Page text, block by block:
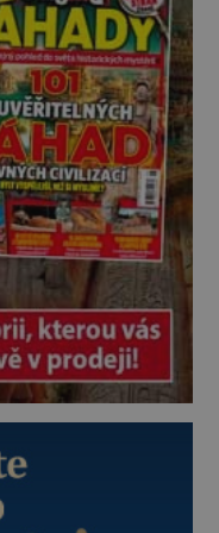
a prohlásit, že to
unavený a drogou
Marcus Aurelius byl
učení, […]